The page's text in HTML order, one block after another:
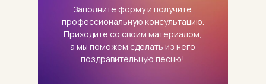
Заполните форму и получите
профессиональную консультацию.
Приходите со своим материалом,
а мы поможем сделать из него
поздравительную песню!